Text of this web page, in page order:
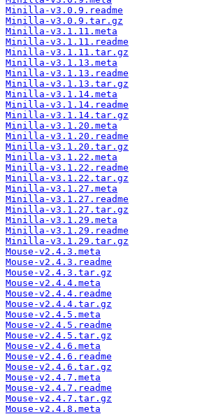
Minilla-v3.0.9.readme
Minilla-v3.0.9.tar.gz
Minilla-v3.1.11.meta
Minilla-v3.1.11.readme
Minilla-v3.1.11.tar.gz
Minilla-v3.1.13.meta
Minilla-v3.1.13.readme
Minilla-v3.1.13.tar.gz
Minilla-v3.1.14.meta
Minilla-v3.1.14.readme
Minilla-v3.1.14.tar.gz
Minilla-v3.1.20.meta
Minilla-v3.1.20.readme
Minilla-v3.1.20.tar.gz
Minilla-v3.1.22.meta
Minilla-v3.1.22.readme
Minilla-v3.1.22.tar.gz
Minilla-v3.1.27.meta
Minilla-v3.1.27.readme
Minilla-v3.1.27.tar.gz
Minilla-v3.1.29.meta
Minilla-v3.1.29.readme
Minilla-v3.1.29.tar.gz
Mouse-v2.4.3.meta
Mouse-v2.4.3.readme
Mouse-v2.4.3.tar.gz
Mouse-v2.4.4.meta
Mouse-v2.4.4.readme
Mouse-v2.4.4.tar.gz
Mouse-v2.4.5.meta
Mouse-v2.4.5.readme
Mouse-v2.4.5.tar.gz
Mouse-v2.4.6.meta
Mouse-v2.4.6.readme
Mouse-v2.4.6.tar.gz
Mouse-v2.4.7.meta
Mouse-v2.4.7.readme
Mouse-v2.4.7.tar.gz
Mouse-v2.4.8.meta